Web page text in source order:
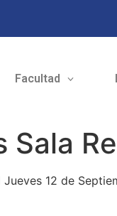
Facultad
Sala
12 de